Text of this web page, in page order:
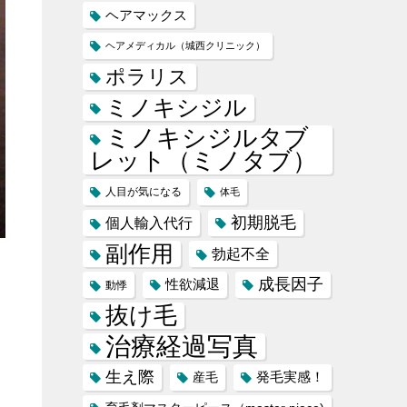
ヘアマックス
ヘアメディカル（城西クリニック）
ポラリス
ミノキシジル
ミノキシジルタブ
レット（ミノタブ）
人目が気になる 体毛
個人輸入代行 初期脱毛
副作用 勃起不全
動悸 性欲減退 成長因子
抜け毛
治療経過写真
生え際 産毛 発毛実感！